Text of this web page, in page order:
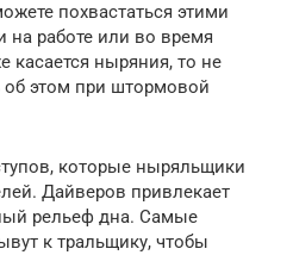
похвастаться этими
на работе или во время
касается ныряния, то не
этом при штормовой
которые ныряльщики
Дайверов привлекает
рельеф дна. Самые
к тральщику, чтобы